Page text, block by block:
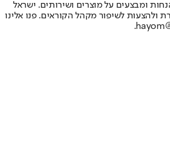
ומבצעים על מוצרים ושירותים. ישראל
ולהצעות לשיפור מקהל הקוראים. פנו אלינו